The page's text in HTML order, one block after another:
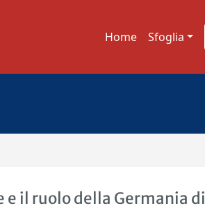
Home Sfoglia
il ruolo della Germania di